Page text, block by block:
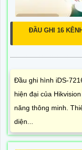
ĐẦU GHI 16
Đầu ghi hình iDS-
hiện đại của
năng thông minh.
diện...